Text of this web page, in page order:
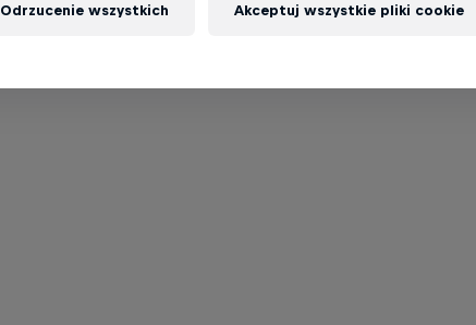
Odrzucenie wszystkich Akceptuj wszystkie pliki cookie